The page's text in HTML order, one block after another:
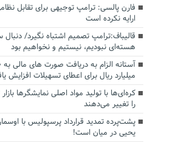
فارن پالسی: ترامپ توجیهی برای تقابل
ارایه نکرده است
قالیباف:ترامپ تصمیم اشتباه نگیرد/ دنبال
هسته‌ای نبودیم، نیستیم و نخواهیم بود
میلیارد ریال برای اعطای تسهیلات افزایش
کره‌ای‌ها با تولید مواد اصلی نمایشگرها
را تغییر می‌دهند
پشت‌پرده تمدید قرارداد پرسپولیس با
یحیی در میان است!